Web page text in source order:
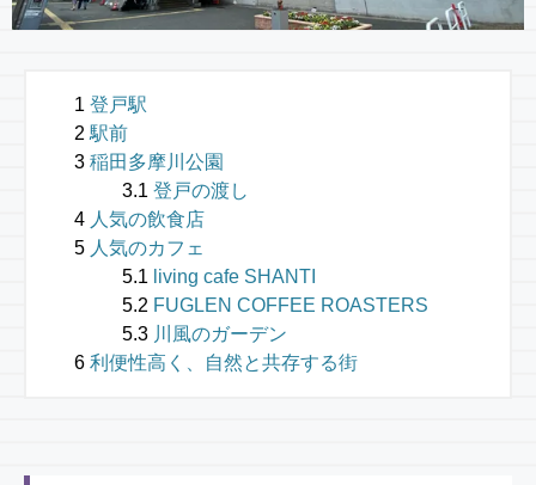
登戸駅
駅前
稲田多摩川公園
登戸の渡し
人気の飲食店
人気のカフェ
living cafe SHANTI
FUGLEN COFFEE ROASTERS
川風のガーデン
利便性高く、自然と共存する街